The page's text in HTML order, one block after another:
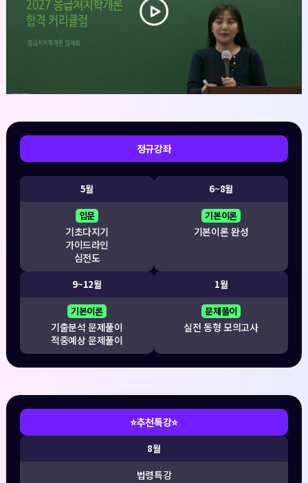
정규강좌
5월
입문
기초다지기
가이드라인
심전도
6~8월
기본이론
기본이론 완성
9~12월
기본이론
기출분석 문제풀이
적중예상 문제풀이
1월
문제풀이
실전 동형 모의고사
⭐추천특강⭐
8월
법령특강